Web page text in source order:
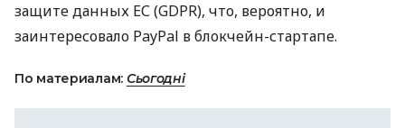
защите данных ЕС (GDPR), что, вероятно, и
заинтересовало PayPal в блокчейн-стартапе.
По материалам: Сьогодні